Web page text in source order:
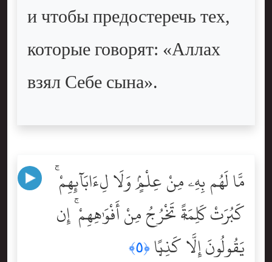
и чтобы предостеречь тех,
которые говорят: «Аллах
взял Себе сына».
مَّا لَهُم بِهِۦ مِنْ عِلْمٍۢ وَلَا لِءَابَآئِهِمْ ۚ
كَبُرَتْ كَلِمَةًۭ تَخْرُجُ مِنْ أَفْوَٰهِهِمْ ۚ إِن
يَقُولُونَ إِلَّا كَذِبًۭا ﴿٥﴾